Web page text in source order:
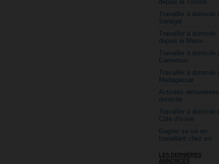
depuis la Tunisie
Travailler à domicile
Sénégal
Travailler à domicile
depuis le Maroc
Travailler à domicile
Cameroun
Travailler à domicile
Madagascar
Activités
domicile
Travailler à domicile
Côte d'Ivoire
Gagner sa vie en
travaillant chez soi
LES DERNIÈRES
ANNONCES